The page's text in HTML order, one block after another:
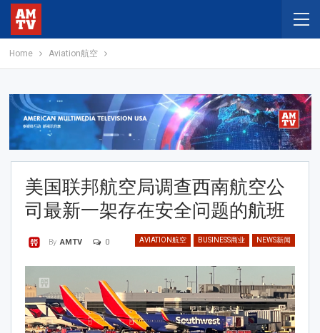
Home Aviation航空
美国联邦航空局调查西南航空公
司最新一架存在安全问题的航班
AVIATION航空 BUSINESS商业 NEWS新闻
By AMTV 0